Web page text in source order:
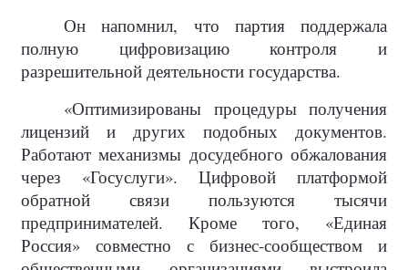
Он напомнил, что партия поддержала
полную цифровизацию контроля и
разрешительной деятельности государства.
«Оптимизированы процедуры получения
лицензий и других подобных документов.
Работают механизмы досудебного обжалования
через «Госуслуги». Цифровой платформой
обратной связи пользуются тысячи
предпринимателей. Кроме того, «Единая
Россия» совместно с бизнес-сообществом и